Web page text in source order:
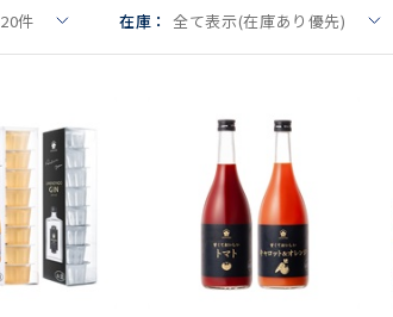
20件 在庫： 全て表示(在庫あり優先)